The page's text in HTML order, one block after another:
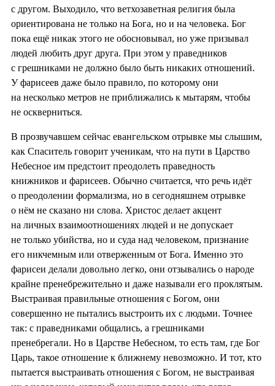
с другом. Выходило, что ветхозаветная религия была
ориентирована не только на Бога, но и на человека. Бог
пока ещё никак этого не обосновывал, но уже призывал
людей любить друг друга. При этом у праведников
с грешниками не должно было быть никаких отношений.
У фарисеев даже было правило, по которому они
на несколько метров не приближались к мытарям, чтобы
не оскверниться.
В прозвучавшем сейчас евангельском отрывке мы слышим,
как Спаситель говорит ученикам, что на пути в Царство
Небесное им предстоит преодолеть праведность
книжников и фарисеев. Обычно считается, что речь идёт
о преодолении формализма, но в сегодняшнем отрывке
о нём не сказано ни слова. Христос делает акцент
на личных взаимоотношениях людей и не допускает
не только убийства, но и суда над человеком, признание
его никчемным или отверженным от Бога. Именно это
фарисеи делали довольно легко, они отзывались о народе
крайне пренебрежительно и даже называли его проклятым.
Выстраивая правильные отношения с Богом, они
совершенно не пытались выстроить их с людьми. Точнее
так: с праведниками общались, а грешниками
пренебрегали. Но в Царстве Небесном, то есть там, где Бог
Царь, такое отношение к ближнему невозможно. И тот, кто
пытается выстраивать отношения с Богом, не выстраивая